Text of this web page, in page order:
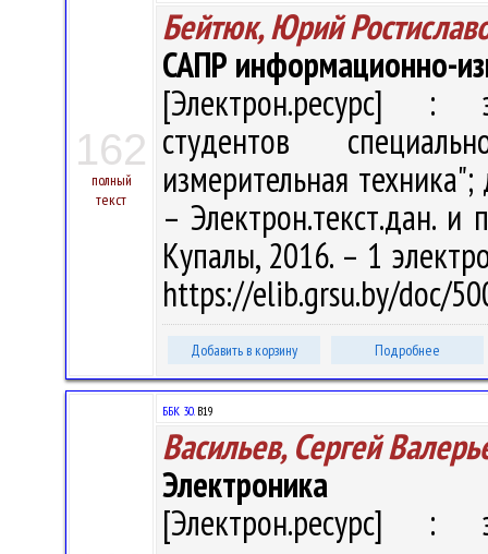
162
полный
текст
Бейтюк, Юрий
САПР информационно-
[Электрон.ресурс] :
студентов
измерительная
– Электрон.текст.дан.
Купалы, 2016. – 1
https://elib.grsu.by/doc/
Добавить в корзину Подробнее
ББК 30.В19
Васильев, Сергей
Электроника
[Электрон.ресурс] :